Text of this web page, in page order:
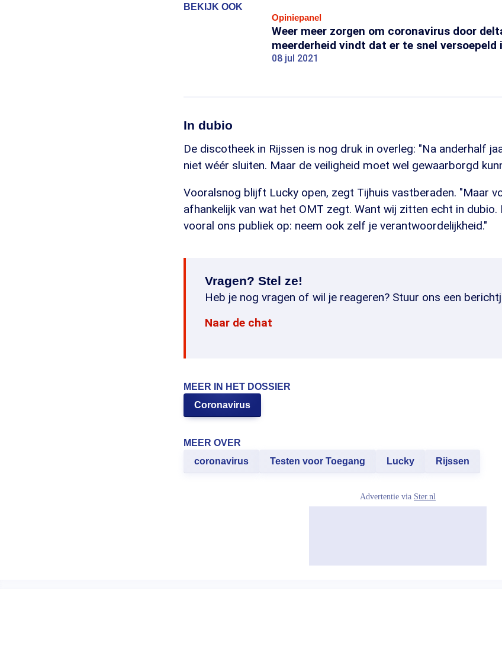
BEKIJK OOK
Opiniepanel
Weer meer zorgen om coronavirus door
meerderheid vindt dat er te snel versoepeld
08 jul 2021
In dubio
De discotheek in Rijssen is nog druk in overleg: "Na anderhalf
niet wéér sluiten. Maar de veiligheid moet wel gewaarborgd
Vooralsnog blijft Lucky open, zegt Tijhuis vastberaden. "Maar
afhankelijk van wat het OMT zegt. Want wij zitten echt in dubio.
vooral ons publiek op: neem ook zelf je verantwoordelijkheid."
Vragen? Stel ze!
Heb je nog vragen of wil je reageren? Stuur ons een
Naar de chat
MEER IN HET DOSSIER
Coronavirus
MEER OVER
coronavirus
Testen voor Toegang Lucky Rijssen
Advertentie via Ster.nl